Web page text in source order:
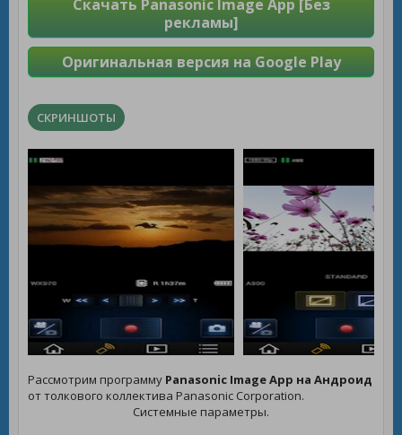
Скачать Panasonic Image App [Без
рекламы]
Оригинальная версия на Google Play
СКРИНШОТЫ
Рассмотрим программу Panasonic Image App на Андроид
от толкового коллектива Panasonic Corporation.
Системные параметры.